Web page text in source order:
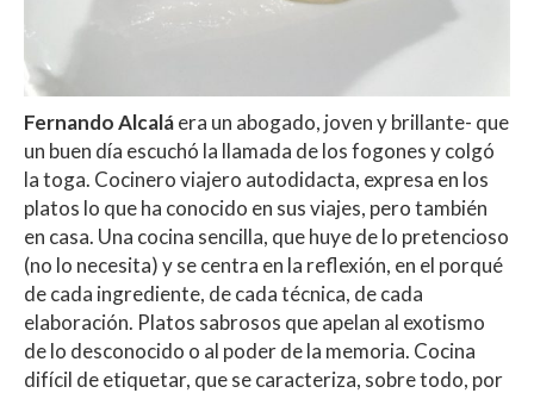
Fernando Alcaláera un abogado, joven y brillante- que
un buen día escuchó la llamada de los fogones y colgó
la toga. Cocinero viajero autodidacta, expresa en los
platos lo que ha conocido en sus viajes, pero también
en casa. Una cocina sencilla, que huye de lo pretencioso
(no lo necesita) y se centra en la reflexión, en el porqué
de cada ingrediente, de cada técnica, de cada
elaboración. Platos sabrosos que apelan al exotismo
de lo desconocido o al poder de la memoria. Cocina
difícil de etiquetar, que se caracteriza, sobre todo, por